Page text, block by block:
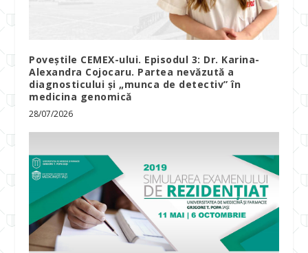
Poveștile CEMEX-ului. Episodul 3: Dr. Karina-
Alexandra Cojocaru. Partea nevăzută a
diagnosticului și „munca de detectiv” în
medicina genomică
28/07/2026